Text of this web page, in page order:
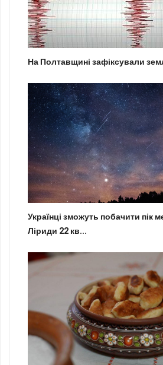
На Полтавщині зафіксували
Українці зможуть побачити пік
Ліриди 22 кв...